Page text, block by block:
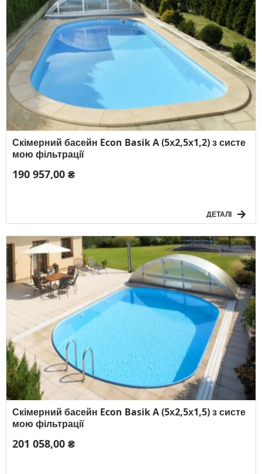
Скімерний басейн Econ Basik A (5х2,5х1,2) з систе
мою фільтрації
190 957,00 ₴
ДЕТАЛІ
Скімерний басейн Econ Basik A (5х2,5х1,5) з систе
мою фільтрації
201 058,00 ₴